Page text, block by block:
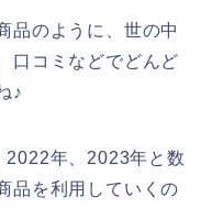
品のように、世の中
口コミなどでどんど
♪
2022年、2023年と数
品を利用していくの